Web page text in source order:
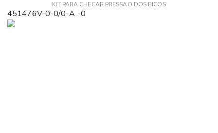
KIT PARA CHECAR PRESSAO DOS BICOS
451476V-0-0/0-A -0